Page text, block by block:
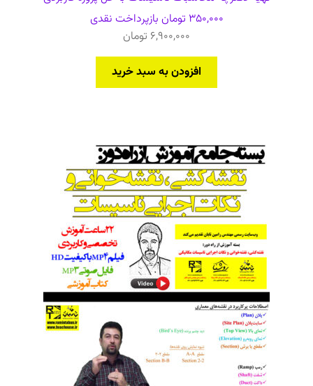
350,000 تومان بازپرداخت نقدی
6,900,000 تومان
افزودن به سبد خرید